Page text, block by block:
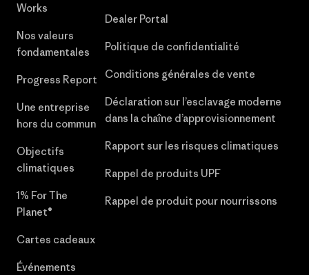
Works
Nos valeurs
fondamentales
Progress Report
Une entreprise
hors du commun
Objectifs
climatiques
1% For The
Planet®
Cartes cadeaux
Événements
Dealer Portal
Politique de confidentialité
Conditions générales de vente
Déclaration sur l’esclavage moderne
dans la chaîne d’approvisionnement
Rapport sur les risques climatiques
Rappel de produits UPF
Rappel de produit pour nourrissons